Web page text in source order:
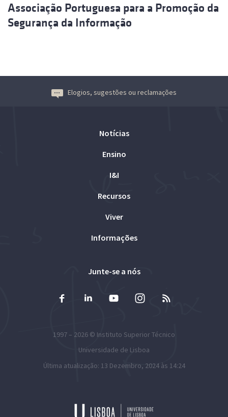
Associação Portuguesa para a Promoção da
Segurança da Informação
Elogios, sugestões ou reclamações
Notícias
Ensino
I&I
Recursos
Viver
Informações
Junte-se a nós
1997 – 2026 © Instituto Superior Técnico
Universidade de Lisboa
Última atualização: 13 Dezembro, 2024 às 14:24